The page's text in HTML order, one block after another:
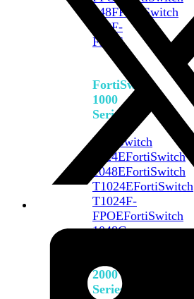
648FFortiSwitch
648F-
FPOE
FortiSwitch
1000
Series
FortiSwitch
1024EFortiSwitch
1048EFortiSwitch
T1024EFortiSwitch
T1024F-
FPOEFortiSwitch
1048G
2000
Series